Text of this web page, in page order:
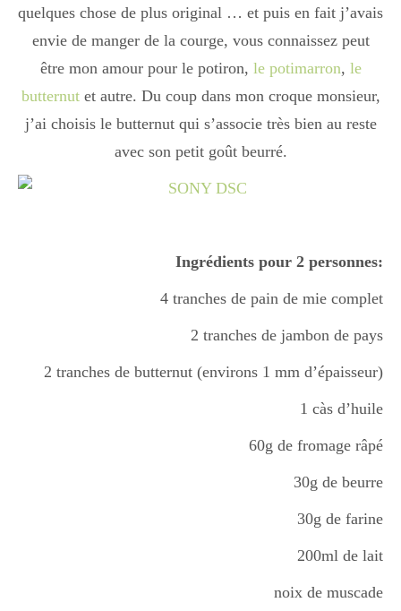
Boisson chaudes
Les classiques
Mes amis en cuisine
Recettes Végétariennes
Resto
quelques chose de plus original … et puis en fait j’avais
envie de manger de la courge, vous connaissez peut
être mon amour pour le potiron, le potimarron, le
butternutet autre. Du coup dans mon croque monsieur,
j’ai choisis le butternut qui s’associe très bien au reste
avec son petit goût beurré.
Ingrédients pour 2 personnes:
4 tranches de pain de mie complet
2 tranches de jambon de pays
2 tranches de butternut (environs 1 mm d’épaisseur)
1 càs d’huile
60g de fromage râpé
30g de beurre
30g de farine
200ml de lait
noix de muscade